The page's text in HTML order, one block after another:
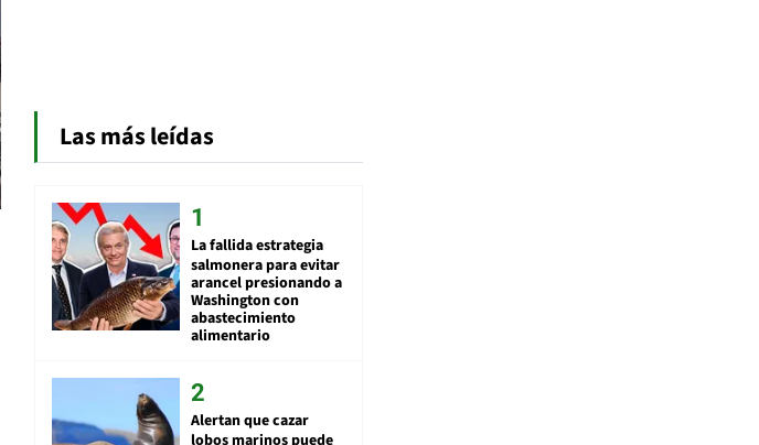
Las más leídas
La fallida estrategia
salmonera para evitar
arancel presionando a
Washington con
abastecimiento
alimentario
Alertan que cazar